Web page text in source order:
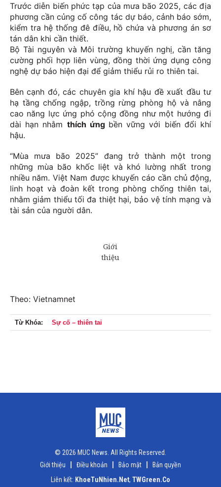
Trước diễn biến phức tạp của mưa bão 2025, các địa
phương cần củng cố công tác dự báo, cảnh báo sớm,
kiểm tra hệ thống đê điều, hồ chứa và phương án sơ
tán dân khi cần thiết.
Bộ Tài nguyên và Môi trường khuyến nghị, cần tăng
cường phối hợp liên vùng, đồng thời ứng dụng công
nghệ dự báo hiện đại để giảm thiểu rủi ro thiên tai.
Bên cạnh đó, các chuyên gia khí hậu đề xuất đầu tư
hạ tầng chống ngập, trồng rừng phòng hộ và nâng
cao năng lực ứng phó cộng đồng như một hướng đi
dài hạn nhằm thích ứng bền vững với biến đổi khí
hậu.
“Mùa mưa bão 2025” đang trở thành một trong
những mùa bão khốc liệt và khó lường nhất trong
nhiều năm. Việt Nam được khuyến cáo cần chủ động,
linh hoạt và đoàn kết trong phòng chống thiên tai,
nhằm giảm thiểu tối đa thiệt hại, bảo vệ tính mạng và
tài sản của người dân.
Theo: Vietnamnet
Từ Khóa: Sự cố – thiên tai
© 2026 MUC News. All Rights Reserved.
Giới thiệu
Điều khoản Bảo mật
Bản quyền
Liên kết: KhoeTuNhien.Net, TWGreen.Co